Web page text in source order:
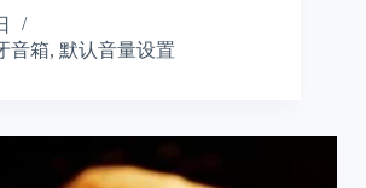
音箱, 默认音量设置